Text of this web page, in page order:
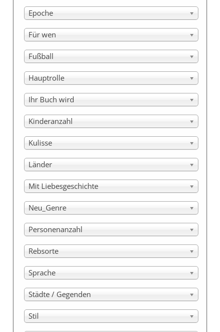
Epoche
Für wen
Fußball
Hauptrolle
Ihr Buch wird
Kinderanzahl
Kulisse
Länder
Mit Liebesgeschichte
Neu_Genre
Personenanzahl
Rebsorte
Sprache
Städte / Gegenden
Stil